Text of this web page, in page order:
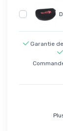
Garantie